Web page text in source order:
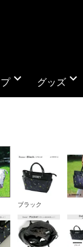
expand_more グッズ expand_more
ブラック